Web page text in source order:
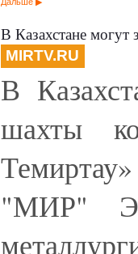
В Казахстане могут
MIRTV.RU
В
шахты
"МИР"